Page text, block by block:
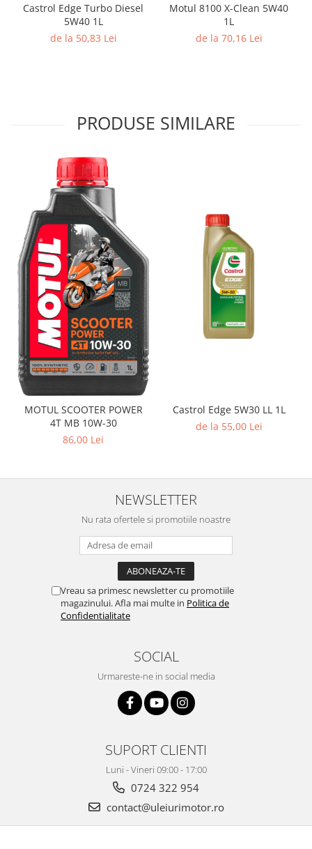
Castrol Edge Turbo Diesel
5W40 1L
de la 50,83 Lei
Motul 8100 X-Clean 5W40
1L
de la 70,16 Lei
PRODUSE SIMILARE
MOTUL SCOOTER POWER
4T MB 10W-30
86,00 Lei
Castrol Edge 5W30 LL 1L
de la 55,00 Lei
NEWSLETTER
Nu rata ofertele si promotiile noastre
Vreau sa primesc newsletter cu promotiile
magazinului. Afla mai multe in Politica de
Confidentialitate
SOCIAL
Urmareste-ne in social media
SUPORT CLIENTI
Luni - Vineri 09:00 - 17:00
0724 322 954
contact@uleiurimotor.ro